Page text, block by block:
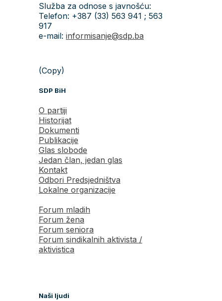
Služba za odnose s javnošću:
Telefon: +387 (33) 563 941 ; 563
917
e-mail: informisanje@sdp.ba
(Copy)
SDP BiH
O partiji
Historijat
Dokumenti
Publikacije
Glas slobode
Jedan član, jedan glas
Kontakt
Odbori Predsjedništva
Lokalne organizacije
Forum mladih
Forum žena
Forum seniora
Forum sindikalnih aktivista /
aktivistica
Naši ljudi